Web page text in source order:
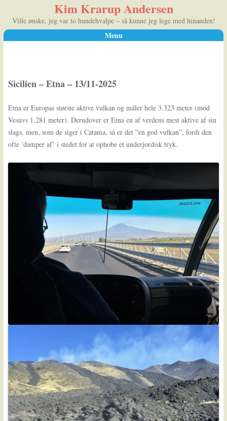
Kim Krarup Andersen
Ville ønske, jeg var to hundehvalpe – så kunne jeg lege med hinanden!
Menu
Skip to content
Sicilien – Etna – 13/11-2025
Etna er Europas største aktive vulkan og måler hele 3.323 meter (mod
Vesuvs 1.281 meter). Derudover er Etna en af verdens mest aktive af sin
slags, men, som de siger i Catania, så er det ”en god vulkan”, fordi den
ofte ’damper af’ i stedet for at ophobe et underjordisk tryk.